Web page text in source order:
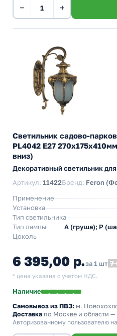
− +
Светильник садово-
PL4042 E27
вниз)
Декоративный светильник
Артикул: 11422Бренд: Feron
Применение
Установка
Тип светильника
Тип лампы
A (груша); P
Цоколь
6 395,00 р.за 1 шт 7
* цена указана с учетом НДС.
Наличие
Самовывоз из ПВЗ: м.
Доставка по Москве и области —
Авторизованному пользователю